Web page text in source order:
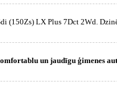
(150Zs) LX Plus 7Dct 2Wd.
un jaudīgu ģimenes